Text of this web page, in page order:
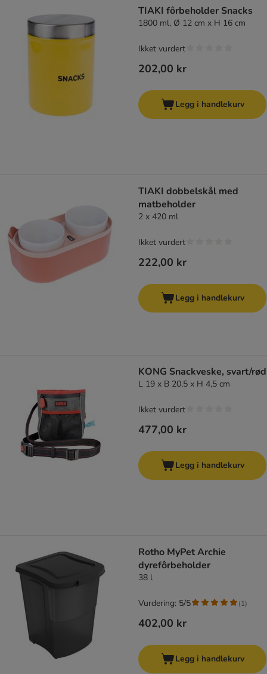
TIAKI fôrbeholder Snacks
1800 ml, Ø 12 cm x H 16 cm
202,00 kr
Ikket vurdert
Legg i handlekurv
TIAKI dobbelskål med
matbeholder
2 x 420 ml
222,00 kr
Ikket vurdert
Legg i handlekurv
KONG Snackveske, svart/rød
L 19 x B 20,5 x H 4,5 cm
477,00 kr
Ikket vurdert
Legg i handlekurv
Rotho MyPet Archie
dyrefôrbeholder
38 l
402,00 kr
Vurdering: 5/5 (1)
Legg i handlekurv